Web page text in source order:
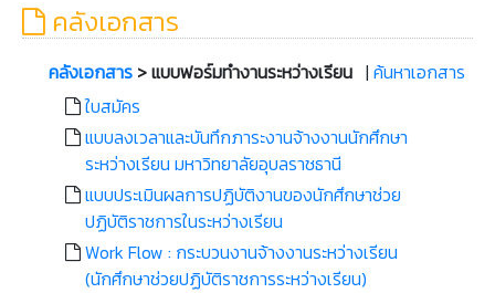
คลังเอกสาร
คลังเอกสาร > แบบฟอร์มทำงานระหว่างเรียน | ค้นหาเอกสาร
ใบสมัคร
แบบลงเวลาและบันทึกภาระงานจ้างงานนักศึกษา
ระหว่างเรียน มหาวิทยาลัยอุบลราชธานี
แบบประเมินผลการปฏิบัติงานของนักศึกษาช่วย
ปฏิบัติราชการในระหว่างเรียน
Work Flow : กระบวนงานจ้างงานระหว่างเรียน
(นักศึกษาช่วยปฏิบัติราชการระหว่างเรียน)